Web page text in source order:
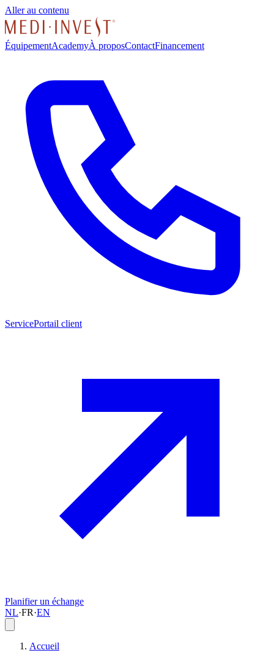
Aller au contenu
ÉquipementAcademyÀ proposContactFinancement
ServicePortail client
Planifier un échange
NL·FR·EN
Accueil